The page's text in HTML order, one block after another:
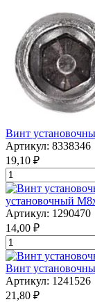
Винт
Артикул: 8338346
19,10 ₽
установочный
Артикул: 1290470
14,00 ₽
Винт
Артикул: 1241526
21,80 ₽